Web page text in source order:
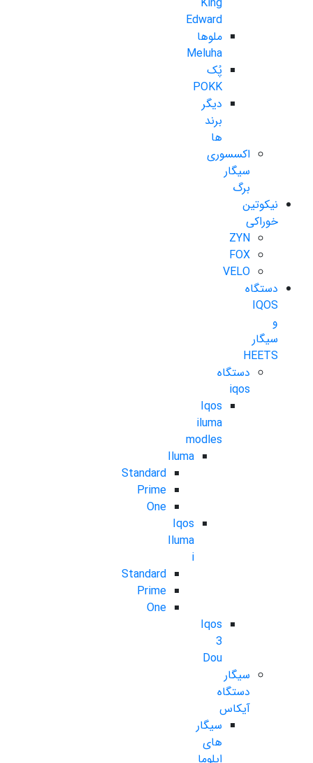
Edward
ملوها
Meluha
پُک
POKK
دیگر
برند
ها
اکسسوری
سیگار
برگ
نیکوتین
خوراکی
ZYN
FOX
VELO
دستگاه
IQOS
و
سیگار
HEETS
دستگاه
iqos
Iqos
iluma
modles
Iluma
Standard
Prime
One
Iqos
Iluma
i
Standard
Prime
One
Iqos
3
Dou
سیگار
دستگاه
آیکاس
سیگار
های
ایلوما